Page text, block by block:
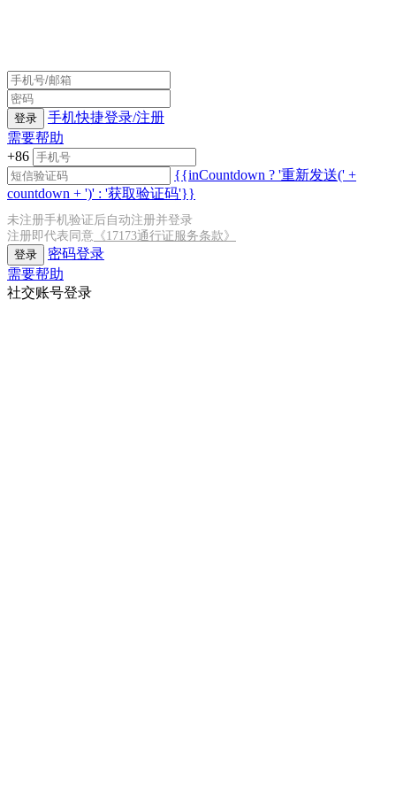
登录
手机快捷登录/注册
需要帮助
+86
{{inCountdown ? '重新发送(' +
countdown + ')' : '获取验证码'}}
未注册手机验证后自动注册并登录
注册即代表同意 《17173通行证服务条款》
登录
密码登录
需要帮助
社交账号登录